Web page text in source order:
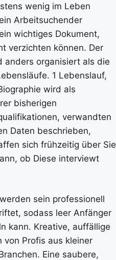
wenig im Leben
Arbeitsuchender
wichtiges Dokument,
verzichten können. Der
anders organisiert als die
1 Lebenslauf,
wird als
bisherigen
verwandten
Daten beschrieben,
sich frühzeitig über Sie
ob Diese interviewt
sein professionell
sodass leer Anfänger
kann. Kreative, auffällige
von Profis aus kleiner
Eine saubere,